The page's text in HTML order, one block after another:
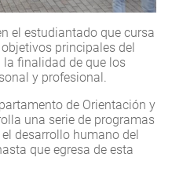
el estudiantado que cursa
principales del
la finalidad de que los
y profesional.
de Orientación y
una serie de programas
desarrollo humano del
que egresa de esta